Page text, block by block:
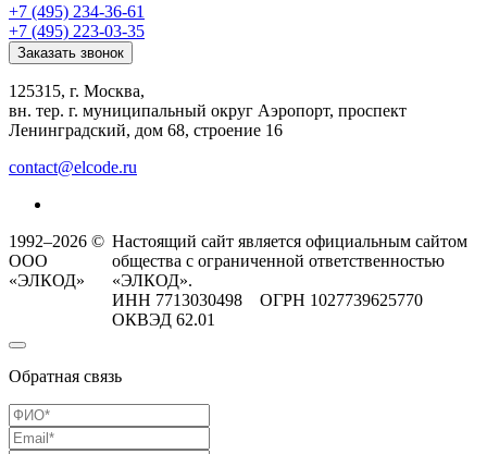
+7 (495) 234-36-61
+7 (495) 223-03-35
Заказать звонок
125315, г. Москва,
вн. тер. г. муниципальный округ Аэропорт, проспект
Ленинградский, дом 68, строение 16
contact@elcode.ru
1992–2026 ©
ООО
«ЭЛКОД»
Настоящий сайт является официальным сайтом
общества с ограниченной ответственностью
«ЭЛКОД».
ИНН 7713030498 ОГРН 1027739625770
ОКВЭД 62.01
Обратная связь